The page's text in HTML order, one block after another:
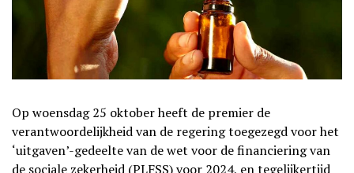
Op woensdag 25 oktober heeft de premier de
verantwoordelijkheid van de regering toegezegd voor het
‘uitgaven’-gedeelte van de wet voor de financiering van
de sociale zekerheid (PLFSS) voor 2024, en tegelijkertijd